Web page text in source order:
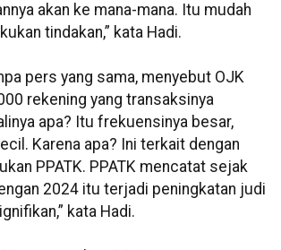
akan ke mana-mana. Itu mudah
tindakan,” kata Hadi.
pers yang sama, menyebut OJK
rekening yang transaksinya
apa? Itu frekuensinya besar,
Karena apa? Ini terkait dengan
PPATK. PPATK mencatat sejak
2024 itu terjadi peningkatan judi
kata Hadi.